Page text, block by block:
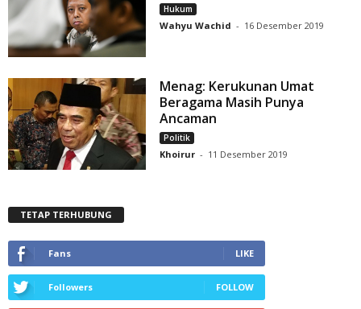
Hukum
Wahyu Wachid - 16 Desember 2019
Menag: Kerukunan Umat
Beragama Masih Punya
Ancaman
Politik
Khoirur - 11 Desember 2019
TETAP TERHUBUNG
Fans LIKE
Followers FOLLOW